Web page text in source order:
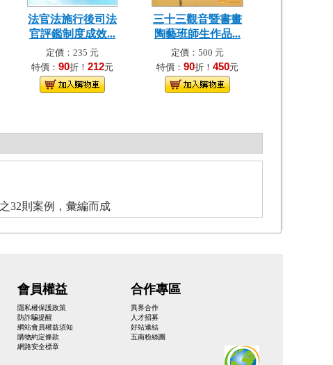
法官法施行後司法
官評鑑制度成效...
定價：235 元
特價： 90折！ 212元
三十三觀音暨書畫
陶藝班師生作品...
定價：500 元
特價： 90折！ 450元
32則案例，彙編而成
會員權益
隱私權保護政策
防詐騙提醒
網站會員權益須知
購物約定條款
網路安全標章
合作專區
異界合作
人才招募
好站連結
五南粉絲團